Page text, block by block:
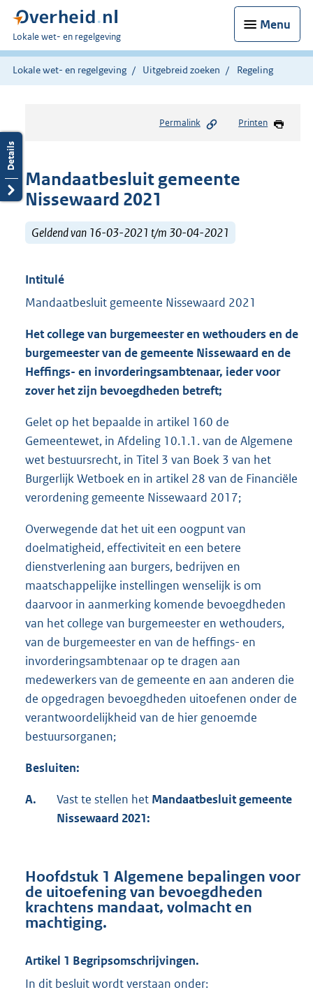
Menu
U
bent
hier:
Lokale wet- en regelgeving
Lokale wet- en regelgeving Uitgebreid zoeken Regeling
Permalink Printen
Mandaatbesluit gemeente
Nissewaard 2021
Geldend van 16-03-2021 t/m 30-04-2021
Intitulé
Mandaatbesluit gemeente Nissewaard 2021
Het college van burgemeester en wethouders en de
burgemeester van de gemeente Nissewaard en de
Heffings- en invorderingsambtenaar, ieder voor
zover het zijn bevoegdheden betreft;
Gelet op het bepaalde in artikel 160 de
Gemeentewet, in Afdeling 10.1.1. van de Algemene
wet bestuursrecht, in Titel 3 van Boek 3 van het
Burgerlijk Wetboek en in artikel 28 van de Financiële
verordening gemeente Nissewaard 2017;
Overwegende dat het uit een oogpunt van
doelmatigheid, effectiviteit en een betere
dienstverlening aan burgers, bedrijven en
maatschappelijke instellingen wenselijk is om
daarvoor in aanmerking komende bevoegdheden
van het college van burgemeester en wethouders,
van de burgemeester en van de heffings- en
invorderingsambtenaar op te dragen aan
medewerkers van de gemeente en aan anderen die
de opgedragen bevoegdheden uitoefenen onder de
verantwoordelijkheid van de hier genoemde
bestuursorganen;
Besluiten:
A. Vast te stellen het Mandaatbesluit gemeente
Nissewaard 2021:
Hoofdstuk 1 Algemene bepalingen voor
de uitoefening van bevoegdheden
krachtens mandaat, volmacht en
machtiging.
Artikel 1 Begripsomschrijvingen.
In dit besluit wordt verstaan onder: